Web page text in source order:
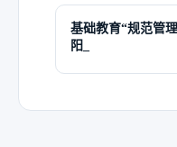
基础教育“规范管
阳_